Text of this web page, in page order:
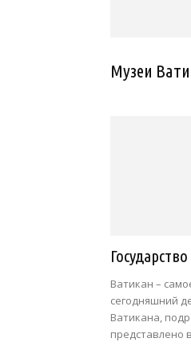
Музеи
Ватикан –
сегодняшний
Ватикана,
представлено